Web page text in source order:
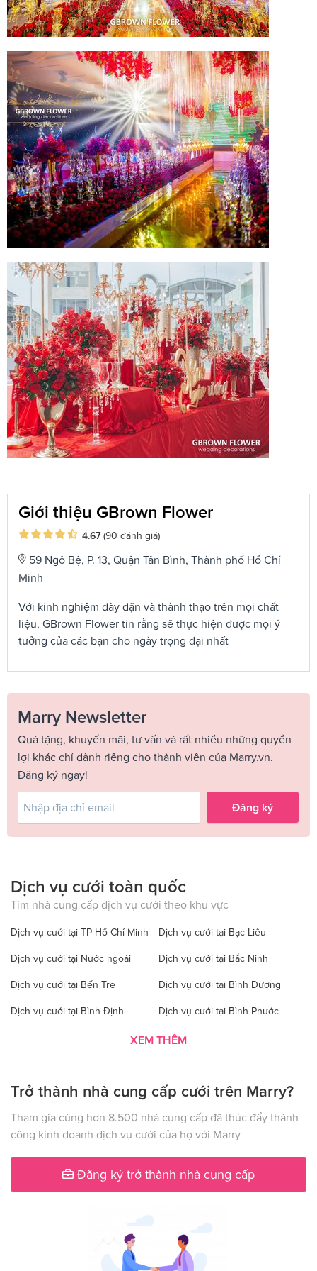
Giới thiệu GBrown Flower
4.67 (90 đánh giá)
59 Ngô Bệ, P. 13, Quận Tân Bình, Thành phố Hồ Chí
Minh
Với kinh nghiệm dày dặn và thành thạo trên mọi chất
liệu, GBrown Flower tin rằng sẽ thực hiện được mọi ý
tưởng của các bạn cho ngày trọng đại nhất
Marry Newsletter
Quà tặng, khuyến mãi, tư vấn và rất nhiều những quyền
lợi khác chỉ dành riêng cho thành viên của Marry.vn.
Đăng ký ngay!
Đăng ký
Dịch vụ cưới toàn quốc
Tìm nhà cung cấp dịch vụ cưới theo khu vực
Dịch vụ cưới tại TP Hồ Chí Minh Dịch vụ cưới tại Bạc Liêu
Dịch vụ cưới tại Nước ngoài Dịch vụ cưới tại Bắc Ninh
Dịch vụ cưới tại Bến Tre Dịch vụ cưới tại Bình Dương
Dịch vụ cưới tại Bình Định Dịch vụ cưới tại Bình Phước
Dịch vụ cưới tại Bình Thuận Dịch vụ cưới tại Cà Mau
Dịch vụ cưới tại Hà Nội Dịch vụ cưới tại Đăk Nông
Dịch vụ cưới tại Điện Biên Dịch vụ cưới tại Đồng Nai
Dịch vụ cưới tại Đồng Tháp Dịch vụ cưới tại Gia Lai
Dịch vụ cưới tại Hà Giang Dịch vụ cưới tại Hà Nam
Dịch vụ cưới tại Hà Tây Dịch vụ cưới tại Hà Tĩnh
Dịch vụ cưới tại Hậu Giang Dịch vụ cưới tại Hòa Bình
XEM THÊM
Trở thành nhà cung cấp cưới trên Marry?
Tham gia cùng hơn 8.500 nhà cung cấp đã thúc đẩy thành
công kinh doanh dịch vụ cưới của họ với Marry
Đăng ký trở thành nhà cung cấp